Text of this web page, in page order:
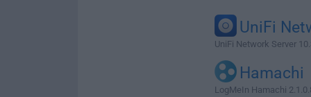
UniFi
UniFi Network Server
Hamachi
LogMeIn Hamachi